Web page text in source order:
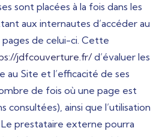
sont placées à la fois dans les
aux internautes d’accéder au
de celui-ci. Cette
jdfcouverture.fr/d’évaluer les
au Site et l’efficacité de ses
de fois où une page est
ainsi que l’utilisation
Le prestataire externe pourra